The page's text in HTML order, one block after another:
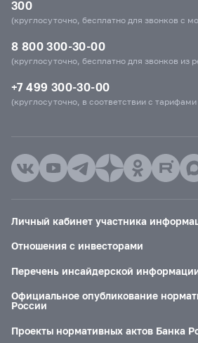
300
(круглосуточно, бесплатно для звонков с
8 800 300-30-00
(круглосуточно, бесплатно для звонков из
+7 499 300-30-00
(круглосуточно, в соответствии с
Личный кабинет участника
Отношения с инвесторами
Перечень инсайдерской
Официальное опубликование
России
Проекты нормативных актов Банка